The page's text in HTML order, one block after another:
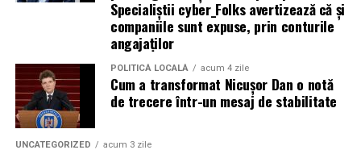
inclusiv atunci când nu au nicio legătură directă cu
industria sportului, turismului sau vânzarea de bilete.
Atacurile sunt mai eficiente în contextul
evenimentelor globale
Campaniile de phishing asociate evenimentelor
importante profită de interesul public ridicat, de
Specialiștii cyber_Folks avertizează că și
companiile sunt expuse, prin conturile
angajaților
POLITICĂ LOCALĂ acum 4 zile
Cum a transformat Nicușor Dan o notă
de trecere într-un mesaj de stabilitate
UNCATEGORIZED acum 3 zile